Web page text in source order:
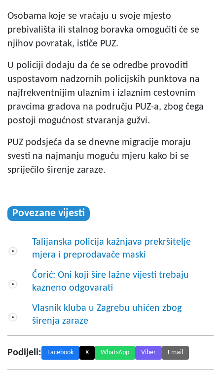
Osobama koje se vraćaju u svoje mjesto
prebivališta ili stalnog boravka omogućiti će se
njihov povratak, ističe PUZ.
U policiji dodaju da će se odredbe provoditi
uspostavom nadzornih policijskih punktova na
najfrekventnijim ulaznim i izlaznim cestovnim
pravcima gradova na području PUZ-a, zbog čega
postoji mogućnost stvaranja gužvi.
PUZ podsjeća da se dnevne migracije moraju
svesti na najmanju moguću mjeru kako bi se
spriječilo širenje zaraze.
Povezane vijesti
Talijanska policija kažnjava prekršitelje
mjera i preprodavače maski
Ćorić: Oni koji šire lažne vijesti trebaju
kazneno odgovarati
Vlasnik kluba u Zagrebu uhićen zbog
širenja zaraze
Podijeli: Facebook X WhatsApp Viber Email